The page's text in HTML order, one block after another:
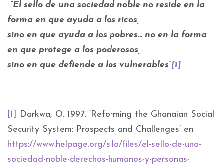
“El sello de una sociedad noble no reside en la
forma en que ayuda a los ricos,
sino en que ayuda a los pobres… no en la forma
en que protege a los poderosos,
sino en que defiende a los vulnerables”[1]
[1]
Darkwa, O. 1997. ‘Reforming the Ghanaian Social
Security System: Prospects and Challenges’ en
https://www.helpage.org/silo/files/el-sello-de-una-
sociedad-noble-derechos-humanos-y-personas-